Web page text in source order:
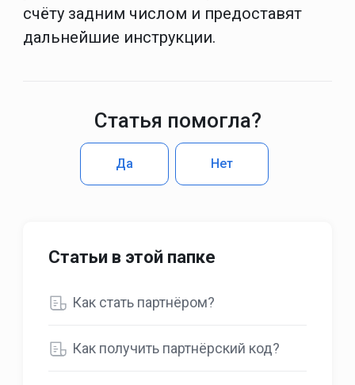
счёту задним числом и предоставят
дальнейшие инструкции.
Статья помогла?
Нет
Да
Статьи в этой папке
Как стать партнёром?
Как получить партнёрский код?